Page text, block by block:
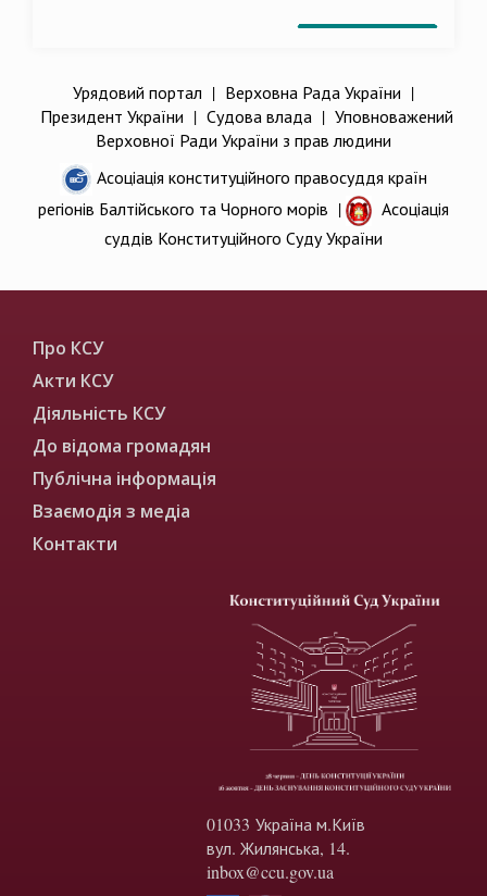
Урядовий портал | Верховна Рада України |
Президент України | Судова влада| Уповноважений
Верховної Ради України з прав людини
Асоціація конституційного правосуддя країн
регіонів Балтійського та Чорного морів |
Асоціація
суддів Конституційного Суду України
Про КСУ
Акти КСУ
Діяльність КСУ
До відома громадян
Публічна інформація
Взаємодія з медіа
Контакти
01033 Україна м.Київ
вул. Жилянська, 14.
inbox@ccu.gov.ua